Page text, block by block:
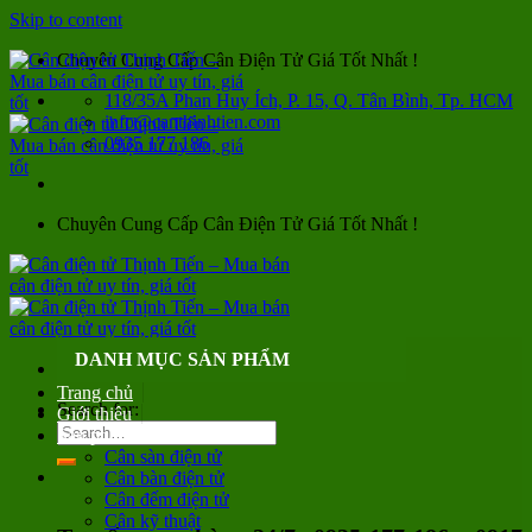
Skip to content
Chuyên Cung Cấp Cân Điện Tử Giá Tốt Nhất !
118/35A Phan Huy Ích, P. 15, Q. Tân Bình, Tp. HCM
info@canthinhtien.com
0935 177 186
Chuyên Cung Cấp Cân Điện Tử Giá Tốt Nhất !
Search for:
DANH MỤC SẢN PHẨM
Trang chủ
Giới thiệu
Sản phẩm
Cân sàn điện tử
Cân bàn điện tử
Cân đếm điện tử
Cân kỹ thuật